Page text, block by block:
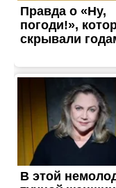
ЖИТТЯ
В
Опубліковано